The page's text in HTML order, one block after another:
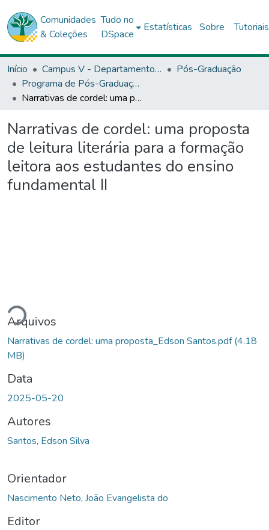
Comunidades
& Coleções
Tudo no
DSpace
Estatísticas Sobre Tutoriais
Início Campus V - Departamento de Ciências Humanas (DCH) - Santo Antônio de Jesus
Pós-Graduação
Programa de Pós-Graduação Stricto Sensu (Mestrado Profissional) Profissional em Letras (Profletras)
Narrativas de cordel: uma proposta de leitura literária para a formação leitora aos estudantes do ensino fundamental II
Narrativas de cordel: uma proposta
de leitura literária para a formação
leitora aos estudantes do ensino
fundamental II
Arquivos
Narrativas de cordel: uma proposta_Edson Santos.pdf(4.18
MB)
Data
2025-05-20
Autores
Santos, Edson Silva
Orientador
Nascimento Neto, João Evangelista do
Editor